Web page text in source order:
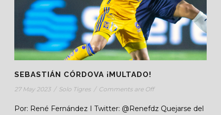
SEBASTIÁN CÓRDOVA ¡MULTADO!
27 May 2023 / Solo Tigres / Comments are Off
Por: René Fernández I Twitter: @Renefdz Quejarse del